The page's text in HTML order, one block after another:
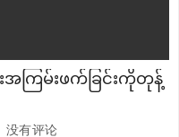
အကြမ်းဖက်ခြင်းကိုတုန့်
没有评论